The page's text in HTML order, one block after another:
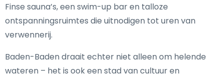
Finse sauna’s, een swim-up bar en talloze
ontspanningsruimtes die uitnodigen tot uren van
verwennerij.
Baden-Baden draait echter niet alleen om helende
wateren – het is ook een stad van cultuur en